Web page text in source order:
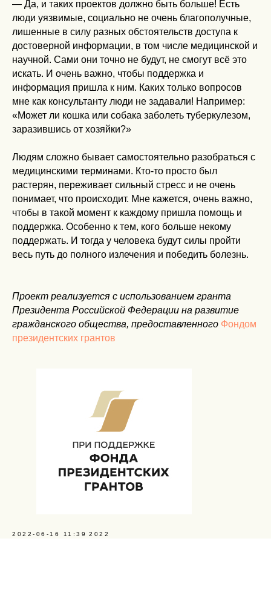
— Да, и таких проектов должно быть больше! Есть
люди уязвимые, социально не очень благополучные,
лишенные в силу разных обстоятельств доступа к
достоверной информации, в том числе медицинской и
научной. Сами они точно не будут, не смогут всё это
искать. И очень важно, чтобы поддержка и
информация пришла к ним. Каких только вопросов
мне как консультанту люди не задавали! Например:
«Может ли кошка или собака заболеть туберкулезом,
заразившись от хозяйки?»
Людям сложно бывает самостоятельно разобраться с
медицинскими терминами. Кто-то просто был
растерян, переживает сильный стресс и не очень
понимает, что происходит. Мне кажется, очень важно,
чтобы в такой момент к каждому пришла помощь и
поддержка. Особенно к тем, кого больше некому
поддержать. И тогда у человека будут силы пройти
весь путь до полного излечения и победить болезнь.
Проект реализуется с использованием гранта
Президента Российской Федерации на развитие
гражданского общества, предоставленного Фондом
президентских грантов
2022-06-16 11:39 2022